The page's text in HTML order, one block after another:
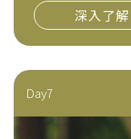
深入了解
Day7